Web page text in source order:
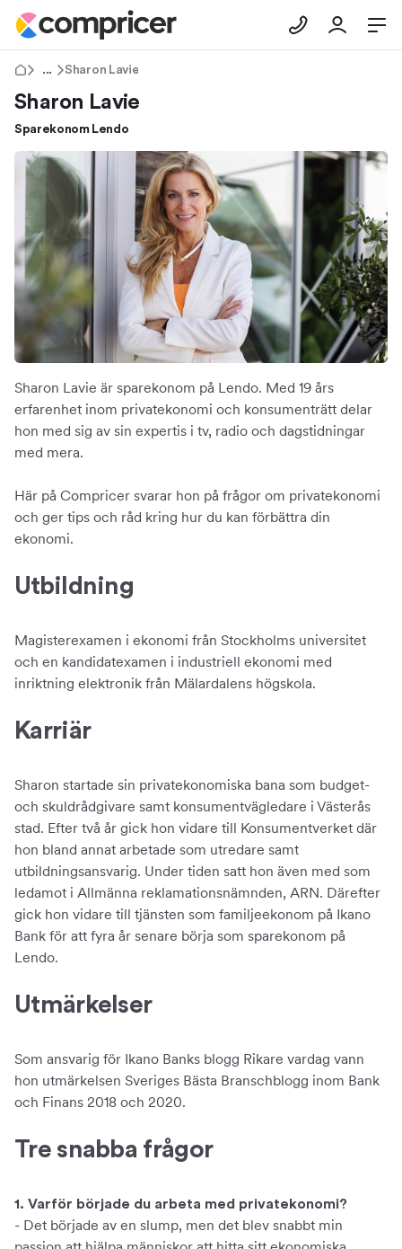
Tips & Råd
Sharon Lavie
Sharon Lavie
Sparekonom Lendo
Sharon Lavie är sparekonom på Lendo. Med 19 års
erfarenhet inom privatekonomi och konsumenträtt delar
hon med sig av sin expertis i tv, radio och dagstidningar
med mera.
Här på Compricer svarar hon på frågor om privatekonomi
och ger tips och råd kring hur du kan förbättra din
ekonomi.
Utbildning
Magisterexamen i ekonomi från Stockholms universitet
och en kandidatexamen i industriell ekonomi med
inriktning elektronik från Mälardalens högskola.
Karriär
Sharon startade sin privatekonomiska bana som budget-
och skuldrådgivare samt konsumentvägledare i Västerås
stad. Efter två år gick hon vidare till Konsumentverket där
hon bland annat arbetade som utredare samt
utbildningsansvarig. Under tiden satt hon även med som
ledamot i Allmänna reklamationsnämnden, ARN. Därefter
gick hon vidare till tjänsten som familjeekonom på Ikano
Bank för att fyra år senare börja som sparekonom på
Lendo.
Utmärkelser
Som ansvarig för Ikano Banks blogg Rikare vardag vann
hon utmärkelsen Sveriges Bästa Branschblogg inom Bank
och Finans 2018 och 2020.
Tre snabba frågor
1. Varför började du arbeta med privatekonomi?
- Det började av en slump, men det blev snabbt min